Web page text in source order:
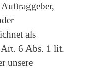
als
Art. 6 Abs. 1 lit.
unsere